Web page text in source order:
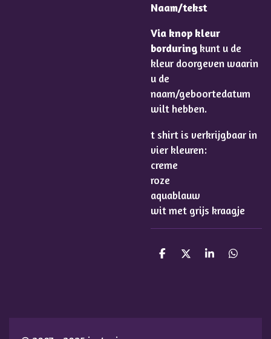
Naam/tekst
Via knop kleur
borduring kunt u de
kleur doorgeven waarin
u de
naam/geboortedatum
wilt hebben.
t shirt is verkrijgbaar in
vier kleuren:
creme
roze
aquablauw
wit met grijs kraagje
D
D
S
D